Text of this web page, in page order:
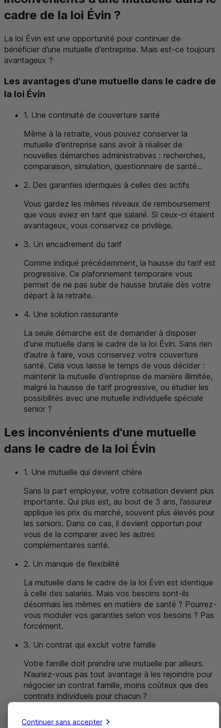
cadre de la loi Évin ?
La loi Évin est une opportunité pour continuer de
bénéficier d’une mutuelle d’entreprise. Mais est-ce toujours
avantageux ?
Les avantages d'une mutuelle dans le cadre de
la loi Évin
1. Une continuité de couverture santé
Même à la retraite, vous pouvez conserver la
mutuelle d’entreprise sans avoir à réaliser de
nouvelles démarches administratives : recherches,
comparaison, simulation, questionnaire de santé...
2. Des garanties identiques à celles des actifs
Vous gardez les mêmes niveaux de remboursement
que vous aviez en tant que salarié. Si ceux-ci étaient
avantageux, vous conservez ce privilège.
3. Un encadrement du tarif
Comme indiqué précédemment, la hausse du tarif est
progressive. Ce plafonnement temporaire vous
permet de ne pas subir de hausse brutale dès votre
départ à la retraite.
4. Une solution rassurante
La seule démarche est de demander à disposer
d'une mutuelle dans le cadre de la loi Évin. Sans rien
d’autre à faire, vous conservez votre couverture
santé. Cela vous laisse le temps de vous décider :
maintenir la mutuelle d’entreprise de manière illimitée,
malgré la hausse de tarif progressive, ou étudier les
possibilités avec une mutuelle individuelle spéciale
senior ?
Les inconvénients d'une mutuelle
dans le cadre de la loi Évin
1. Une mutuelle qui devient chère
Sans la part employeur, votre cotisation devient plus
importante. Qui plus est, au bout de 3 ans, l’assureur
applique les prix du marché, souvent plus élevés pour
les seniors. Dans ce cas, il devient opportun pour
vous de la comparer avec les autres
complémentaires santé.
2. Un manque de flexibilité
La mutuelle dans le cadre de la loi Évin est identique
à celle des salariés. Mais vos besoins sont-ils
désormais les mêmes en matière de santé ? Pourrez-
vous moduler vos garanties selon vos besoins ? Pas
forcément.
3. Un contrat qui exclut votre famille
Votre famille doit prendre une mutuelle par ailleurs.
N’auriez-vous pas tout avantage à les rejoindre pour
négocier un contrat famille, moins coûteux que des
contrats individuels pour chacun ?
Continuer sans accepter